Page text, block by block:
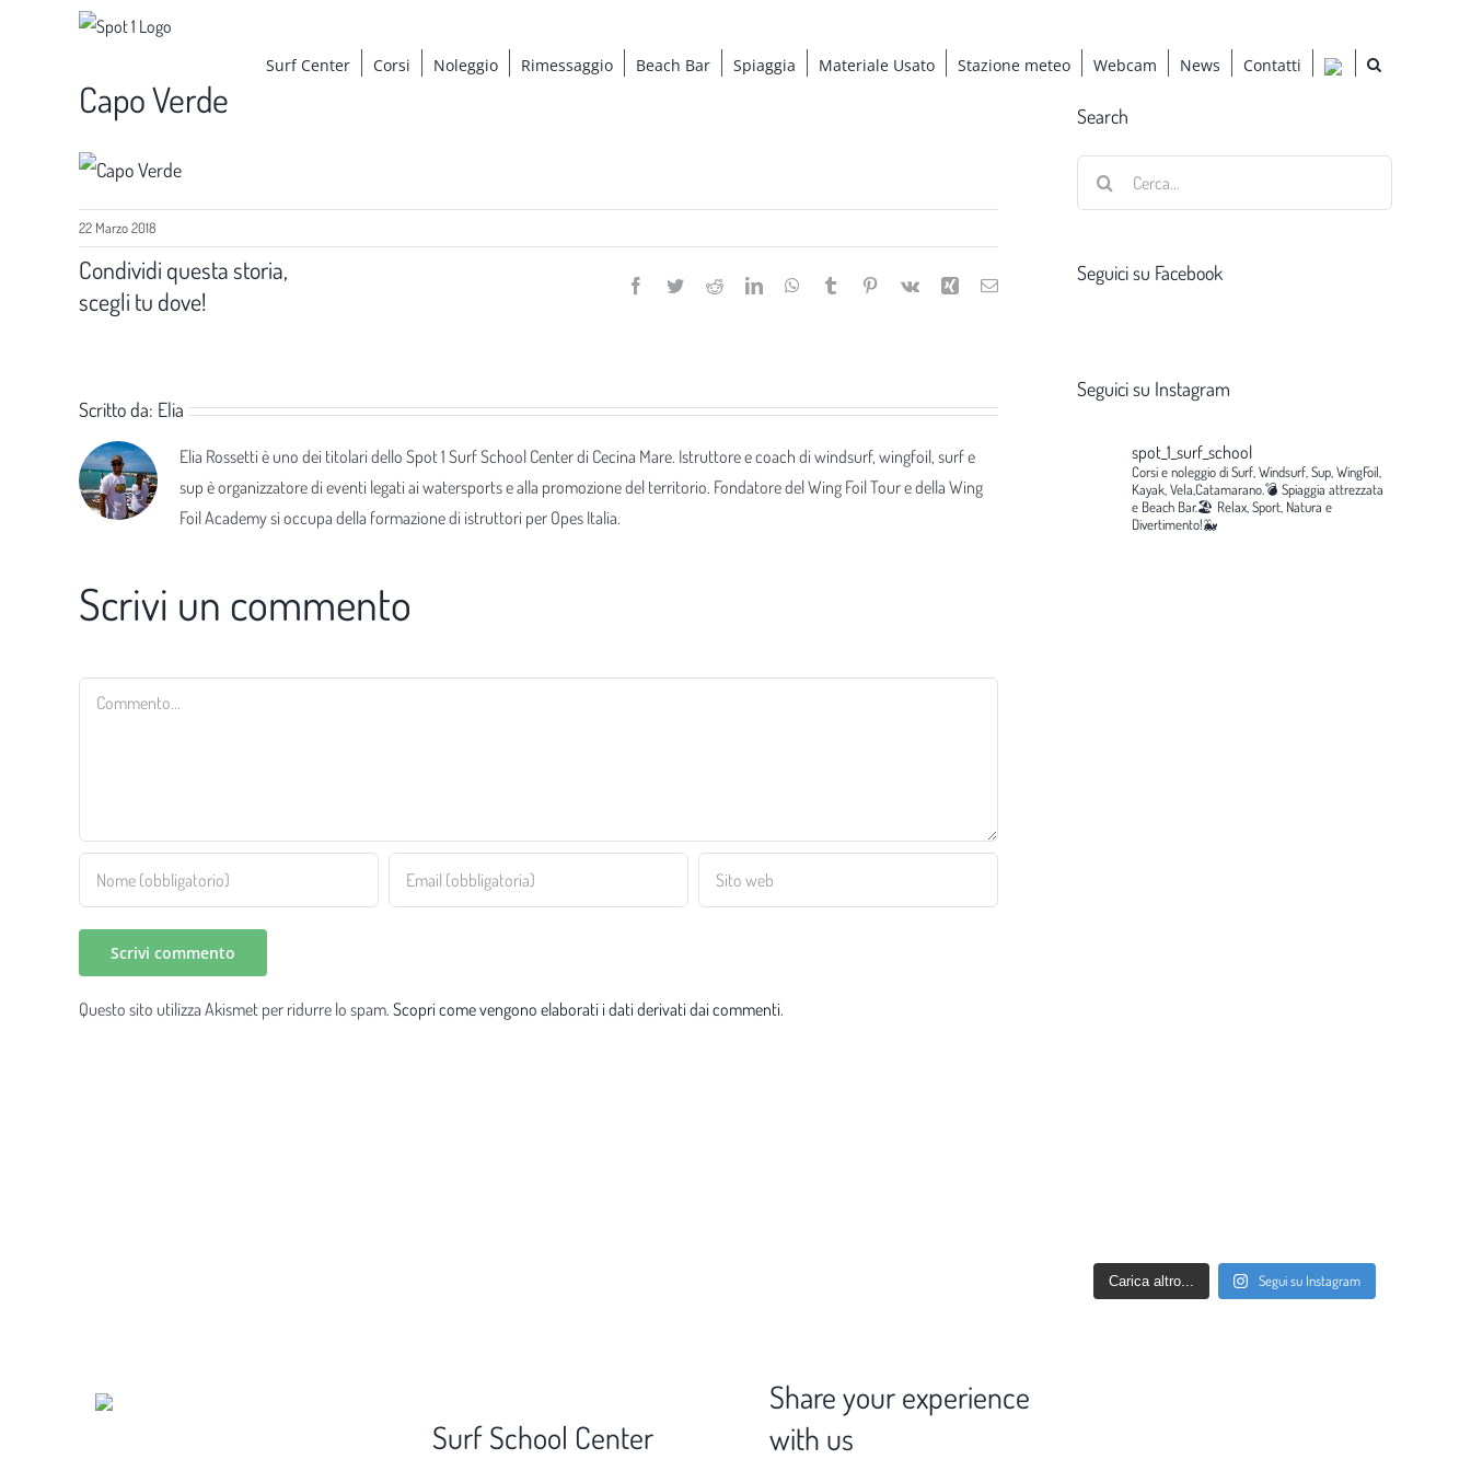
Surf Center Corsi Noleggio Rimessaggio Beach Bar Spiaggia Materiale Usato Stazione meteo Webcam News Contatti
Capo Verde
22 Marzo 2018
Condividi questa storia,
scegli tu dove!
Facebook
TwitterRedditLinkedInWhatsApp
Tumblr Pinterest
Vk Xing Email
Scritto da: Elia
Elia Rossetti è uno dei titolari dello Spot 1 Surf School Center di Cecina Mare. Istruttore e coach di windsurf, wingfoil, surf e
sup è organizzatore di eventi legati ai watersports e alla promozione del territorio. Fondatore del Wing Foil Tour e della Wing
Foil Academy si occupa della formazione di istruttori per Opes Italia.
Scrivi un commento
Commento
Questo sito utilizza Akismet per ridurre lo spam. Scopri come vengono elaborati i dati derivati dai commenti.
Search
Seguici su Facebook
Seguici su Instagram
spot_1_surf_school
Corsi e noleggio di Surf, Windsurf, Sup, WingFoil,
Kayak, Vela,Catamarano.💣 Spiaggia attrezzata
e Beach Bar.🏖️ Relax, Sport, Natura e
Divertimento!🐳
Carica altro... Segui su Instagram
Surf School Center
Share your experience
with us